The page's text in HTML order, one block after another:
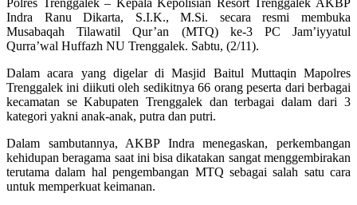
Indra Ranu Dikarta, S.I.K., M.Si. secara resmi membuka
Musabaqah Tilawatil Qur’an (MTQ) ke-3 PC Jam’iyyatul
Qurra’wal Huffazh NU Trenggalek. Sabtu, (2/11).
Dalam acara yang digelar di Masjid Baitul Muttaqin Mapolres
Trenggalek ini diikuti oleh sedikitnya 66 orang peserta dari berbagai
kecamatan se Kabupaten Trenggalek dan terbagai dalam dari 3
kategori yakni anak-anak, putra dan putri.
Dalam sambutannya, AKBP Indra menegaskan, perkembangan
kehidupan beragama saat ini bisa dikatakan sangat menggembirakan
terutama dalam hal pengembangan MTQ sebagai salah satu cara
untuk memperkuat keimanan.